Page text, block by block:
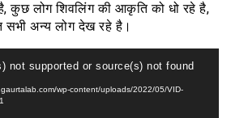
कुछ लोग शिवलिंग की आकृति को धो रहे है,
सभी अन्य लोग देख रहे है।
not supported or source(s) not found
wp-content/uploads/2022/05/VID-